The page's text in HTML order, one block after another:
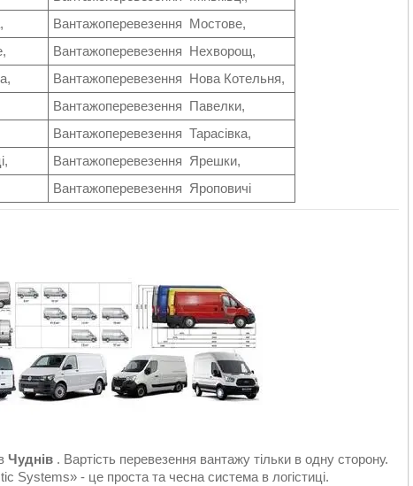
Вантажоперевезення Мостове,
Вантажоперевезення Нехворощ,
Вантажоперевезення Нова Котельня,
Вантажоперевезення Павелки,
Вантажоперевезення Тарасівка,
Вантажоперевезення Ярешки,
Вантажоперевезення Яроповичі
Чуднів . Вартість перевезення вантажу тільки в одну сторону.
Systems» - це проста та чесна система в логістиці.